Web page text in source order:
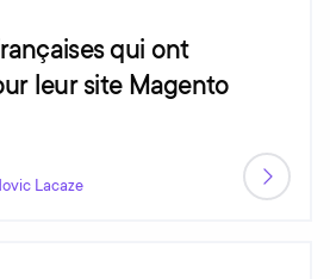
qui ont
leur site Magento
Lacaze